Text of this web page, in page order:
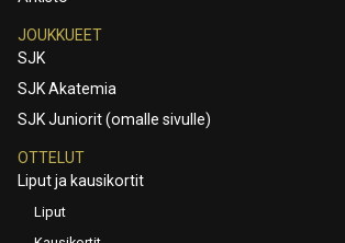
JOUKKUEET
SJK
SJK Akatemia
SJK Juniorit (omalle sivulle)
OTTELUT
Liput ja kausikortit
Liput